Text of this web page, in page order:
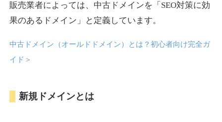
詳細を見る
3,300円 入札 2件
anipani.jp
DA 37 外部リンク数
販売業者によっては、中古ドメインを「SEO対策に効
果のあるドメイン」と定義しています。
中古ドメイン（オールドドメイン）とは？初心者向け完全ガ
イド ＞
新規ドメインとは